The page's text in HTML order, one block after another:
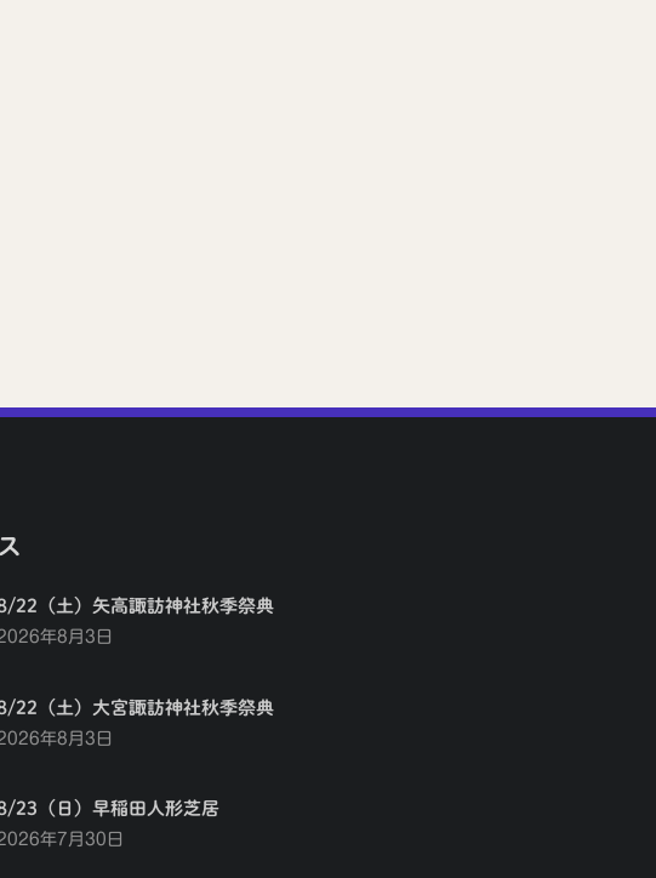
22（土）矢高諏訪神社秋季祭典
年8月3日
22（土）大宮諏訪神社秋季祭典
年8月3日
23（日）早稲田人形芝居
年7月30日